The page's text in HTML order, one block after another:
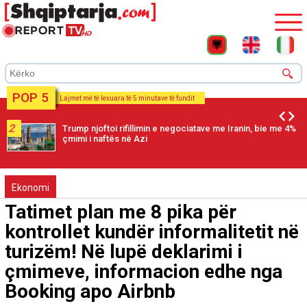
POP 5 Lajmet më të lexuara të 5 minutave të fundit
2
Trump njoftoi rifillimin e negociatave me Iranin, bie me 4%
çmimi i naftës në Azi
Ekonomi
Tatimet plan me 8 pika për
kontrollet kundër informalitetit në
turizëm! Në lupë deklarimi i
çmimeve, informacion edhe nga
Booking apo Airbnb